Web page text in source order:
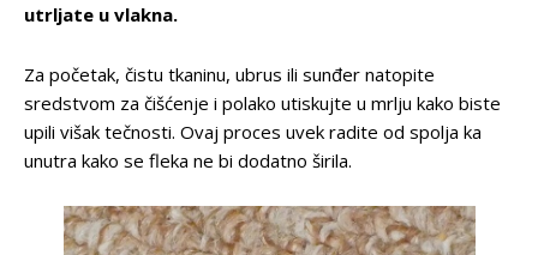
utrljate u vlakna.
Za početak, čistu tkaninu, ubrus ili sunđer natopite
sredstvom za čišćenje i polako utiskujte u mrlju kako biste
upili višak tečnosti. Ovaj proces uvek radite od spolja ka
unutra kako se fleka ne bi dodatno širila.